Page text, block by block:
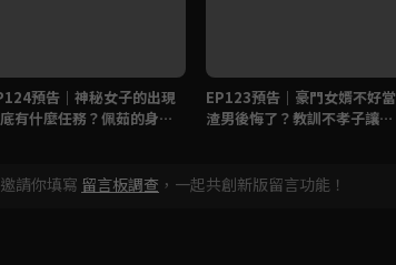
預告｜神秘女子的出現
有什麼任務？佩茹的身世
EP123預告｜豪門女婿不好當
渣男後悔了？教訓不孝子讓他
請你填寫 留言板調查 ，一起共創新版留言功能！